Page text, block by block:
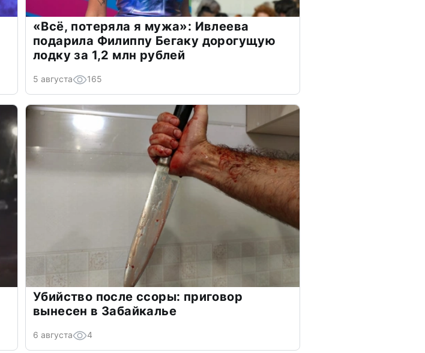
«Всё, потеряла я мужа»: Ивлеева
подарила Филиппу Бегаку дорогущую
лодку за 1,2 млн рублей
5 августа 165
Убийство после ссоры: приговор
вынесен в Забайкалье
6 августа 4